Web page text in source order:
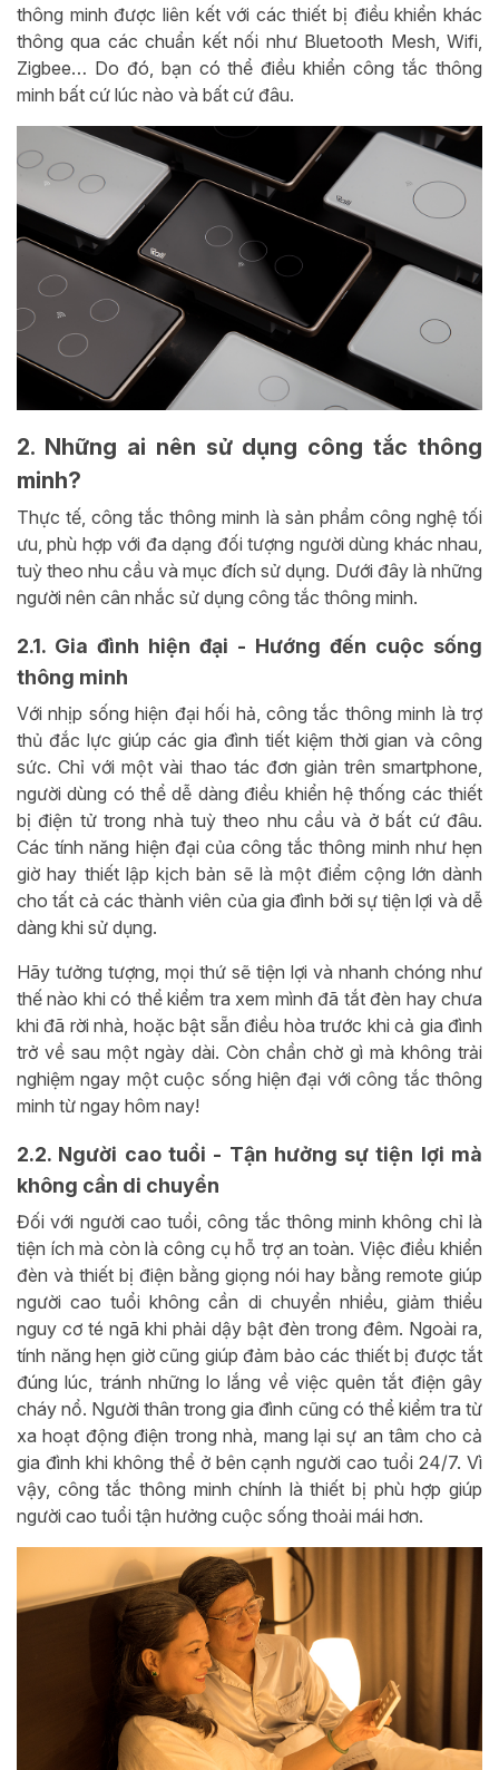
thông minh được liên kết với các thiết bị điều khiển khác
thông qua các chuẩn kết nối như Bluetooth Mesh, Wifi,
Zigbee… Do đó, bạn có thể điều khiển công tắc thông
minh bất cứ lúc nào và bất cứ đâu.
2. Những ai nên sử dụng công tắc thông
minh?
Thực tế, công tắc thông minh là sản phẩm công nghệ tối
ưu, phù hợp với đa dạng đối tượng người dùng khác nhau,
tuỳ theo nhu cầu và mục đích sử dụng. Dưới đây là những
người nên cân nhắc sử dụng công tắc thông minh.
2.1. Gia đình hiện đại - Hướng đến cuộc sống
thông minh
Với nhịp sống hiện đại hối hả, công tắc thông minh là trợ
thủ đắc lực giúp các gia đình tiết kiệm thời gian và công
sức. Chỉ với một vài thao tác đơn giản trên smartphone,
người dùng có thể dễ dàng điều khiển hệ thống các thiết
bị điện tử trong nhà tuỳ theo nhu cầu và ở bất cứ đâu.
Các tính năng hiện đại của công tắc thông minh như hẹn
giờ hay thiết lập kịch bản sẽ là một điểm cộng lớn dành
cho tất cả các thành viên của gia đình bởi sự tiện lợi và dễ
dàng khi sử dụng.
Hãy tưởng tượng, mọi thứ sẽ tiện lợi và nhanh chóng như
thế nào khi có thể kiểm tra xem mình đã tắt đèn hay chưa
khi đã rời nhà, hoặc bật sẵn điều hòa trước khi cả gia đình
trở về sau một ngày dài. Còn chần chờ gì mà không trải
nghiệm ngay một cuộc sống hiện đại với công tắc thông
minh từ ngay hôm nay!
2.2. Người cao tuổi - Tận hưởng sự tiện lợi mà
không cần di chuyển
Đối với người cao tuổi, công tắc thông minh không chỉ là
tiện ích mà còn là công cụ hỗ trợ an toàn. Việc điều khiển
đèn và thiết bị điện bằng giọng nói hay bằng remote giúp
người cao tuổi không cần di chuyển nhiều, giảm thiểu
nguy cơ té ngã khi phải dậy bật đèn trong đêm. Ngoài ra,
tính năng hẹn giờ cũng giúp đảm bảo các thiết bị được tắt
đúng lúc, tránh những lo lắng về việc quên tắt điện gây
cháy nổ. Người thân trong gia đình cũng có thể kiểm tra từ
xa hoạt động điện trong nhà, mang lại sự an tâm cho cả
gia đình khi không thể ở bên cạnh người cao tuổi 24/7. Vì
vậy, công tắc thông minh chính là thiết bị phù hợp giúp
người cao tuổi tận hưởng cuộc sống thoải mái hơn.